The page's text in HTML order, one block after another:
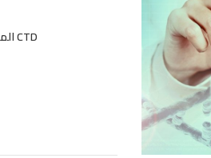
المنتجات النهائية وملفات CTD